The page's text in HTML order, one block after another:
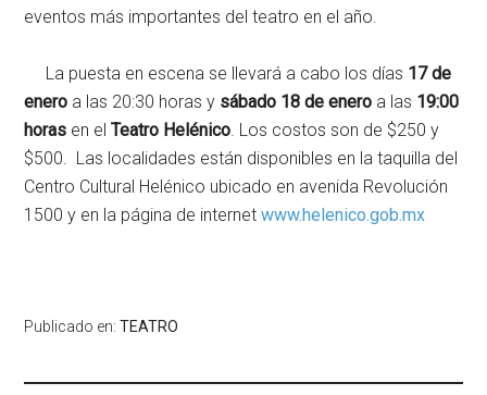
eventos más importantes del teatro en el año.
La puesta en escena se llevará a cabo los días 17 de
enero a las 20:30 horas y sábado 18 de enero a las 19:00
horas en elTeatro Helénico. Los costos son de $250 y
$500. Las localidades están disponibles en la taquilla del
Centro Cultural Helénico ubicado en avenida Revolución
1500 y en la página de internetwww.helenico.gob.mx
Publicado en:TEATRO